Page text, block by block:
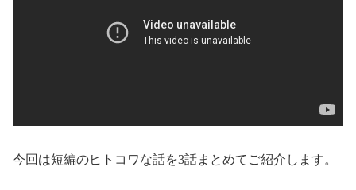
今回は短編のヒトコワな話を3話まとめてご紹介します。